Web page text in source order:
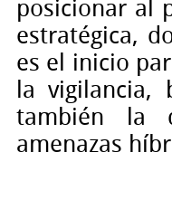
posicionar al
estratégica,
es el inicio
la vigilancia,
también la
amenazas